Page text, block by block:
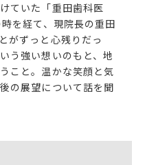
ていた「重田歯科医
を経て、現院長の重田
がずっと心残りだっ
う強い想いのもと、地
こと。温かな笑顔と気
の展望について話を聞